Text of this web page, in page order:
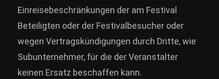
Einreisebeschränkungen der am Festival
Beteiligten oder der Festivalbesucher oder
wegen Vertragskündigungen durch Dritte, wie
Subunternehmer, für die der Veranstalter
keinen Ersatz beschaffen kann.